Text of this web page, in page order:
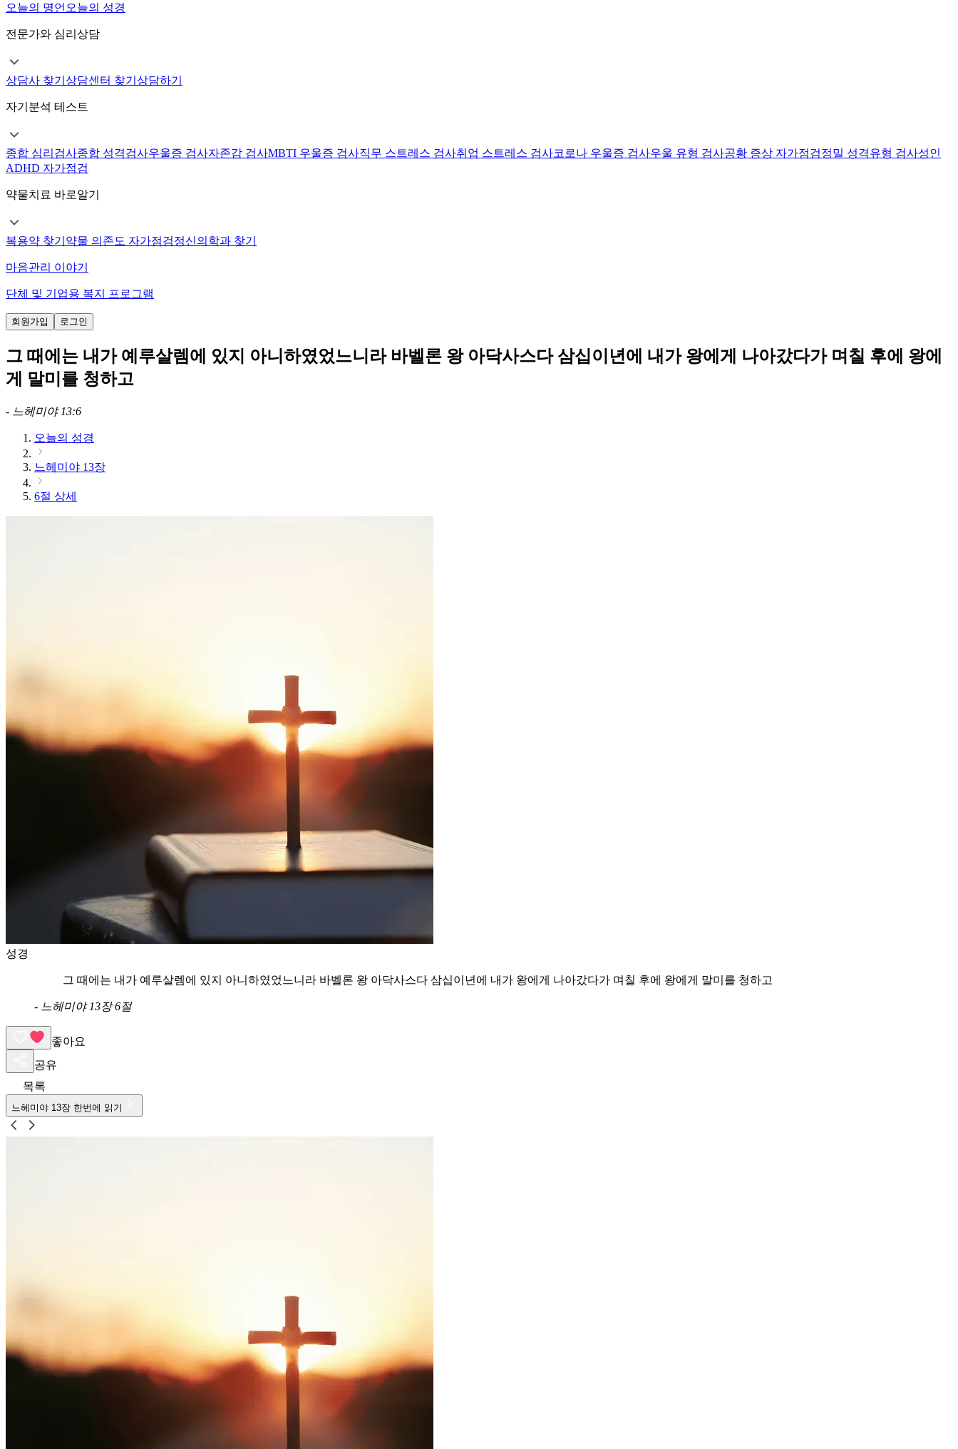
오늘의 명언 오늘의 성경
전문가와 심리상담
상담사 찾기 상담센터 찾기 상담하기
자기분석 테스트
종합 심리검사종합 성격검사우울증 검사자존감 검사MBTI 우울증 검사직무 스트레스 검사취업 스트레스 검사코로나 우울증 검사우울 유형 검사공황 증상 자가점검정밀 성격유형 검사성인
ADHD 자가점검
약물치료 바로알기
복용약 찾기 약물 의존도 자가점검정신의학과 찾기
마음관리 이야기
단체 및 기업용 복지 프로그램
회원가입 로그인
그 때에는 내가 예루살렘에 있지 아니하였었느니라 바벨론 왕 아닥사스다 삼십이년에 내가 왕에게 나아갔다가 며칠 후에 왕에
게 말미를 청하고
- 느헤미야 13:6
오늘의 성경
느헤미야 13장
6절 상세
성경
그 때에는 내가 예루살렘에 있지 아니하였었느니라 바벨론 왕 아닥사스다 삼십이년에 내가 왕에게 나아갔다가 며칠 후에 왕에게 말미를 청하고
- 느헤미야 13장 6절
좋아요
공유
목록
느헤미야 13장 한번에 읽기